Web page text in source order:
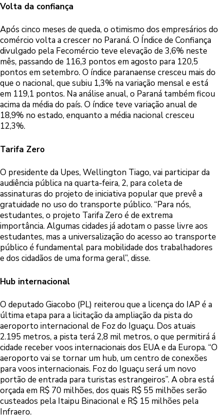
Volta da confiança
Após cinco meses de queda, o otimismo dos empresários do
comércio volta a crescer no Paraná. O Índice de Confiança
divulgado pela Fecomércio teve elevação de 3,6% neste
mês, passando de 116,3 pontos em agosto para 120,5
pontos em setembro. O índice paranaense cresceu mais do
que o nacional, que subiu 1,3% na variação mensal e está
em 119,1 pontos. Na análise anual, o Paraná também ficou
acima da média do país. O índice teve variação anual de
18,9% no estado, enquanto a média nacional cresceu
12,3%.
Tarifa Zero
O presidente da Upes, Wellington Tiago, vai participar da
audiência pública na quarta-feira, 2, para coleta de
assinaturas do projeto de iniciativa popular que prevê a
gratuidade no uso do transporte público. “Para nós,
estudantes, o projeto Tarifa Zero é de extrema
importância. Algumas cidades já adotam o passe livre aos
estudantes, mas a universalização do acesso ao transporte
público é fundamental para mobilidade dos trabalhadores
e dos cidadãos de uma forma geral”, disse.
Hub internacional
O deputado Giacobo (PL) reiterou que a licença do IAP é a
última etapa para a licitação da ampliação da pista do
aeroporto internacional de Foz do Iguaçu. Dos atuais
2.195 metros, a pista terá 2,8 mil metros, o que permitirá á
cidade receber voos internacionais dos EUA e da Europa. “O
aeroporto vai se tornar um hub, um centro de conexões
para voos internacionais. Foz do Iguaçu será um novo
portão de entrada para turistas estrangeiros”. A obra está
orçada em R$ 70 milhões, dos quais R$ 55 milhões serão
custeados pela Itaipu Binacional e R$ 15 milhões pela
Infraero.